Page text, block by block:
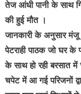
तेज आंधी पानी के साथ
की हुई मौत ।
जानकारी के अनुसार मंजू
पेटराही पाठक जो घर
के साथ हो रही बरसात
चपेट में आ गई परिजनों